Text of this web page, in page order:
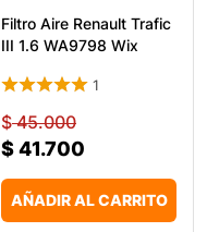
Filtro Aire Renault Trafic
III 1.6 WA9798 Wix
1
$45.000
$41.700
AÑADIR AL CARRITO